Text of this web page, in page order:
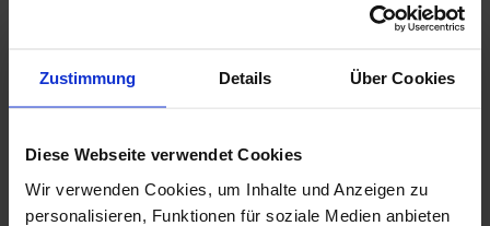
Zustimmung Details Über Cookies
Diese Webseite verwendet Cookies
Wir verwenden Cookies, um Inhalte und Anzeigen zu
personalisieren, Funktionen für soziale Medien anbieten